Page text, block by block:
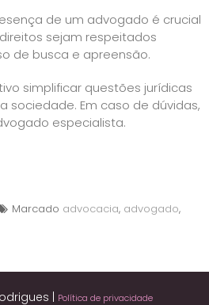
de um advogado é crucial
sejam respeitados
de busca e apreensão.
simplificar questões jurídicas
sociedade. Em caso de dúvidas,
especialista.
Marcado advocacia, advogado,
Política de privacidade